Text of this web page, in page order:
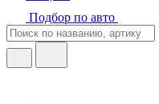
Подбор по авто